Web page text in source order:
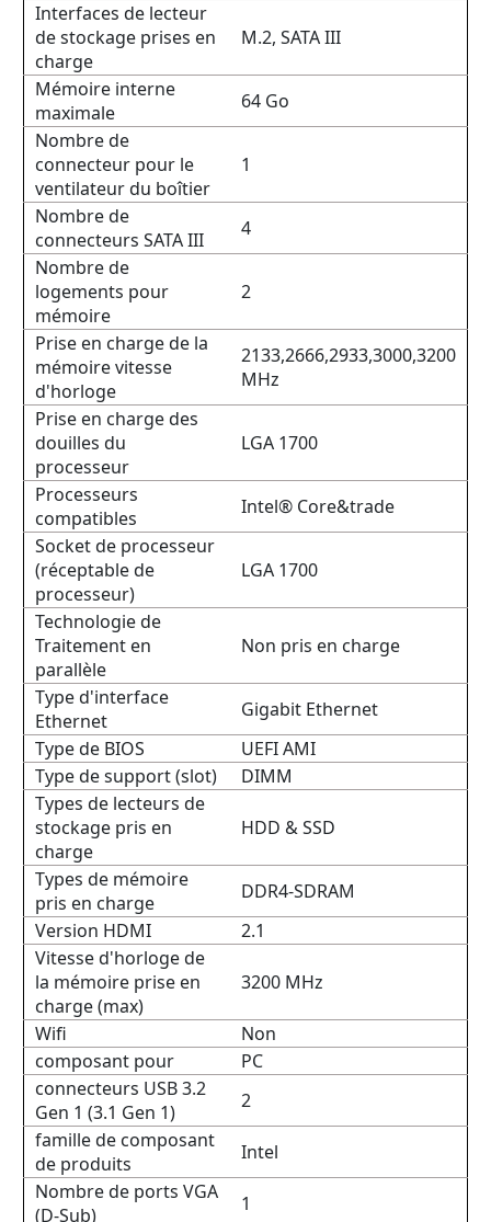
Interfaces de lecteur
de stockage prises en
charge
M.2, SATA III
Mémoire interne
maximale
64 Go
Nombre de
connecteur pour le
ventilateur du boîtier
1
Nombre de
connecteurs SATA III
4
Nombre de
logements pour
mémoire
2
Prise en charge de la
mémoire vitesse
d'horloge
2133,2666,2933,3000,3200
MHz
Prise en charge des
douilles du
processeur
LGA 1700
Processeurs
compatibles
Intel® Core&trade
Socket de processeur
(réceptable de
processeur)
LGA 1700
Technologie de
Traitement en
parallèle
Non pris en charge
Type d'interface
Ethernet
Gigabit Ethernet
Type de BIOS
UEFI AMI
Type de support (slot)
DIMM
Types de lecteurs de
stockage pris en
charge
HDD & SSD
Types de mémoire
pris en charge
DDR4-SDRAM
Version HDMI
2.1
Vitesse d'horloge de
la mémoire prise en
charge (max)
3200 MHz
Wifi
Non
composant pour
PC
connecteurs USB 3.2
Gen 1 (3.1 Gen 1)
2
famille de composant
de produits
Intel
Nombre de ports VGA
(D-Sub)
1